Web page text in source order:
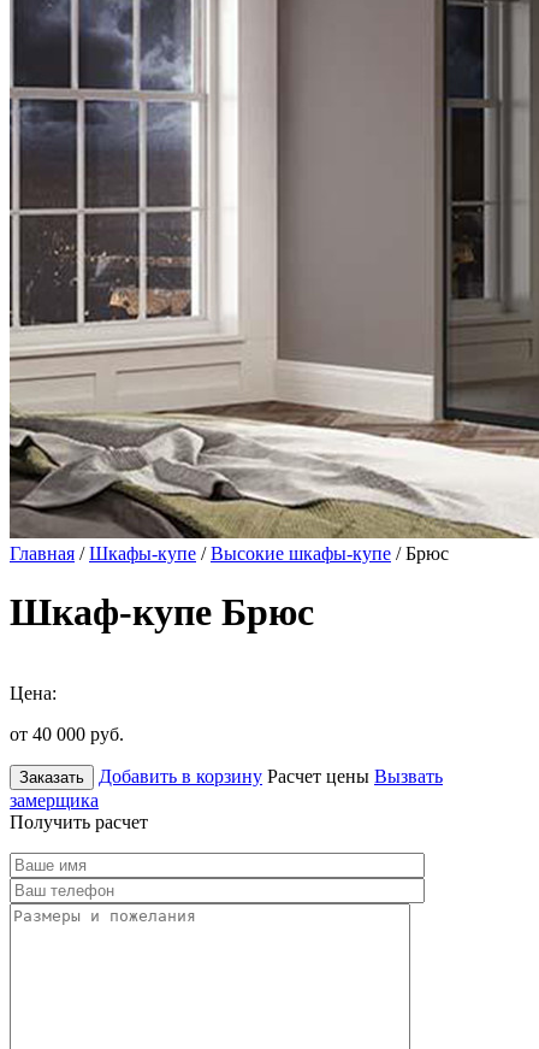
Главная /Шкафы-купе /Высокие шкафы-купе / Брюс
Шкаф-купе Брюс
Цена:
от 40 000 руб.
Заказать Добавить в корзину Расчет цены Вызвать
замерщика
Получить расчет